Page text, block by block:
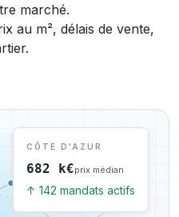
marché.
au m², délais de vente,
CÔTE D'AZUR
682 k€prix médian
↑ 142 mandats actifs